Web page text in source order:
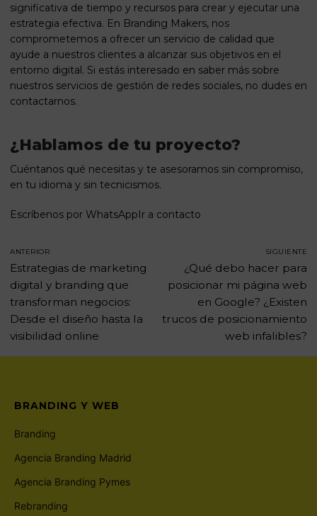
significativa de tiempo y recursos para crear y ejecutar una
estrategia efectiva. En Branding Makers, nos
comprometemos a ofrecer un servicio de calidad que
ayude a nuestros clientes a alcanzar sus objetivos en el
entorno digital. Si estás interesado en saber más sobre
nuestros servicios de gestión de redes sociales, no dudes en
contactarnos.
¿Hablamos de tu proyecto?
Cuéntanos qué necesitas y te asesoramos sin compromiso,
en tu idioma y sin tecnicismos.
Escríbenos por WhatsAppIr a contacto
ANTERIOR
Estrategias de marketing
digital y branding que
transforman negocios:
Desde el diseño hasta la
visibilidad online
SIGUIENTE
¿Qué debo hacer para
posicionar mi página web
en Google? ¿Existen
trucos de posicionamiento
web infalibles?
BRANDING Y WEB
Branding
Agencia Branding Madrid
Agencia Branding Pymes
Rebranding